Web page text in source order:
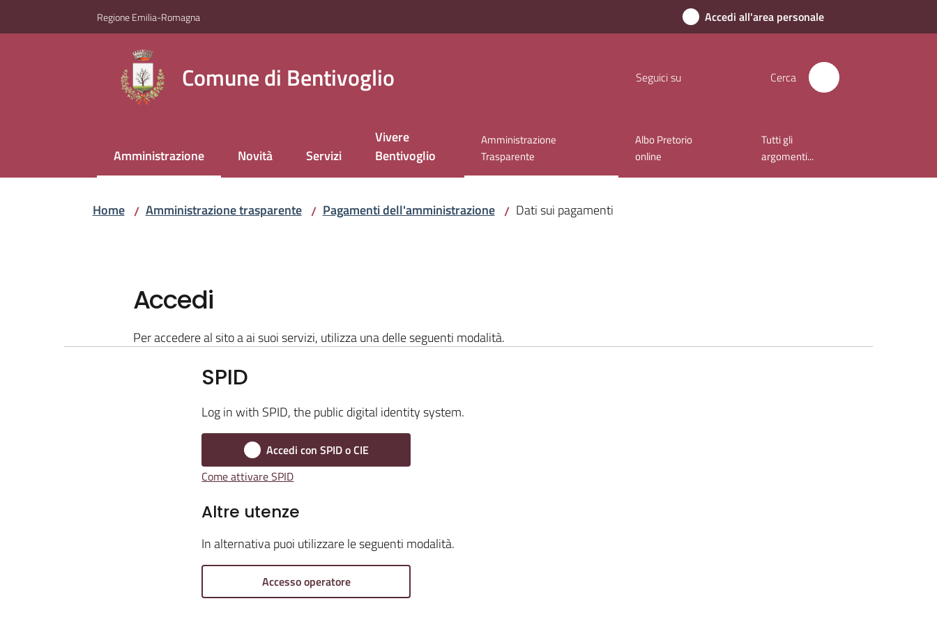
Regione Emilia-Romagna Accedi all'area personale
Comune di Bentivoglio Seguici su Cerca
Amministrazione
Menu selezionato Novità Servizi
Vivere
Bentivoglio
Amministrazione
Trasparente
Menu selezionato
Albo Pretorio
online
Tutti gli
argomenti...
Home / Amministrazione trasparente / Pagamenti dell'amministrazione / Dati sui pagamenti
Accedi
Per accedere al sito a ai suoi servizi, utilizza una delle seguenti modalità.
SPID
Log in with SPID, the public digital identity system.
Accedi con SPID o CIE
Come attivare SPID
Altre utenze
In alternativa puoi utilizzare le seguenti modalità.
Accesso operatore